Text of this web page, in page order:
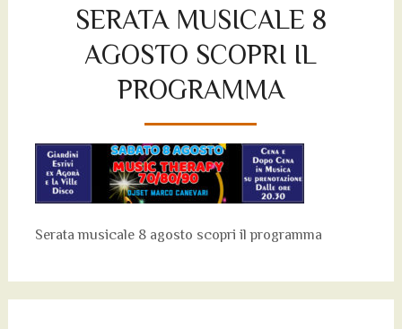
SERATA MUSICALE 8
AGOSTO SCOPRI IL
PROGRAMMA
Serata musicale 8 agosto scopri il programma